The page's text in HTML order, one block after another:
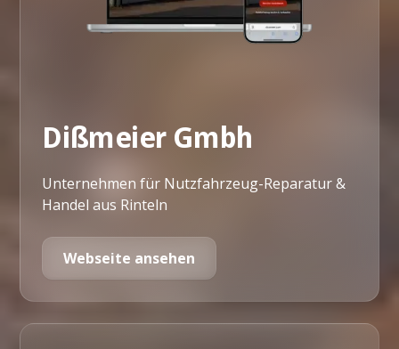
Dißmeier Gmbh
Unternehmen für Nutzfahrzeug-Reparatur &
Handel aus Rinteln
Webseite ansehen